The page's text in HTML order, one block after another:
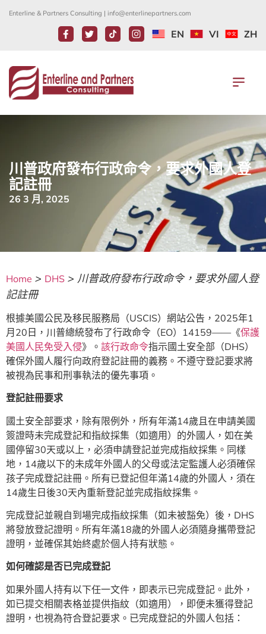
Enterline & Partners Consulting | info@enterlinepartners.com
EN VI ZH
26 3 月, 2025
川普政府發布行政命令，要求外國人登
記註冊
Home > DHS > 川普政府發布行政命令，要求外國人登
記註冊
根據美國公民及移民服務局（USCIS）網站公告，2025年1
月20日，川普總統發布了行政命令（EO）14159——《保護
美國人民免受入侵》。 該行政命令指示國土安全部（DHS）
確保外國人履行向政府登記註冊的義務。不遵守登記要求將
被視為民事和刑事執法的優先事項。
登記註冊要求
國土安全部要求，除有限例外，所有年滿14歲且在申請美國
簽證時未完成登記和指紋採集（如適用）的外國人，如在美
國停留30天或以上，必須申請登記並完成指紋採集。同樣
地，14歲以下的未成年外國人的父母或法定監護人必須確保
孩子完成登記註冊。所有已登記但年滿14歲的外國人，須在
14歲生日後30天內重新登記並完成指紋採集。
完成登記並親自到場完成指紋採集（如未被豁免）後，DHS
將發放登記證明。所有年滿18歲的外國人必須隨身攜帶登記
證明，並確保其始終處於個人持有狀態。
如何確認是否已完成登記
如果外國人持有以下任一文件，即表示已完成登記。此外，
如已提交相關表格並提供指紋（如適用），即便未獲得登記
證明，也視為符合登記要求。已完成登記的外國人包括：